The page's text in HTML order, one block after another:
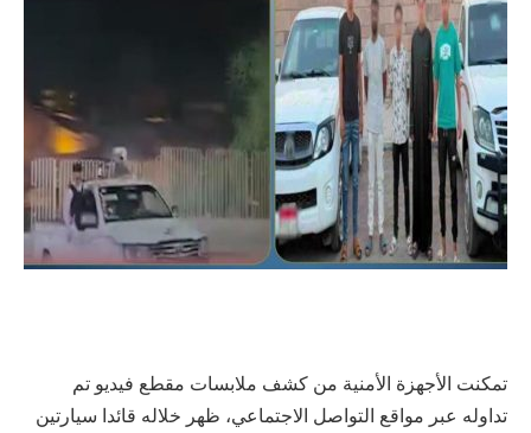
تمكنت الأجهزة الأمنية من كشف ملابسات مقطع فيديو تم
تداوله عبر مواقع التواصل الاجتماعي، ظهر خلاله قائدا سيارتين